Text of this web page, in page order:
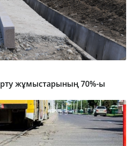
жұмыстарының 70%-ы